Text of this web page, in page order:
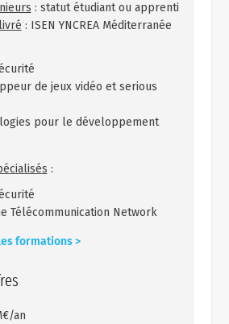
: statut étudiant ou apprenti
: ISEN YNCREA Méditerranée
de jeux vidéo et serious
pour le développement
:
Télécommunication Network
formations >
an